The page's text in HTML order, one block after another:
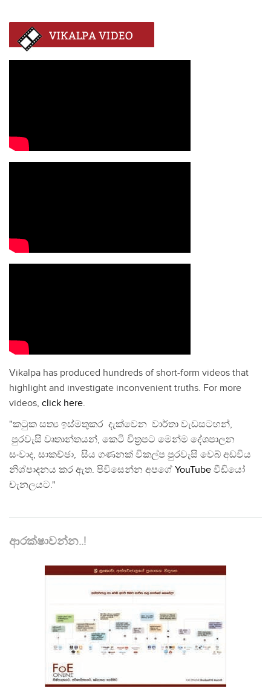
Vikalpa has produced hundreds of short-form videos that
highlight and investigate inconvenient truths. For more
videos, click here.
"කටුක සත්‍ය ඉස්මතුකර දැක්වෙන වාර්තා වැඩසටහන්,
පුරවැසි වෘතාන්තයන්, කෙටි චිත්‍රපට මෙන්ම දේශපාලන
සංවාද, සාකච්ඡා, සිය ගණනක් විකල්ප පුරවැසි වෙබ් අඩවිය
නිශ්පාදනය කර ඇත. පිවිසෙන්න අපගේ YouTube වීඩියෝ
චැනලයට."
ආරක්ෂාවන්න..!